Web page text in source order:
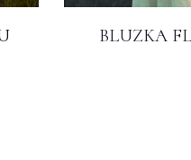
BLUZKA